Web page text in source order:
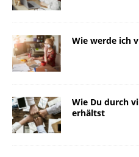
Wie werde ich
Wie Du durch
erhältst